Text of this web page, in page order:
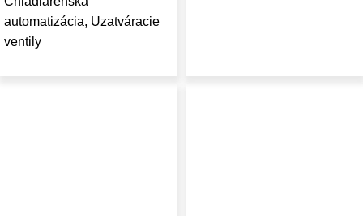
automatizácia, Uzatváracie
ventily